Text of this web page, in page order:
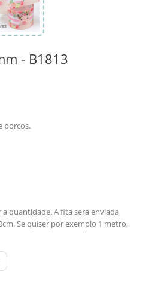
- B1813
porcos.
quantidade. A fita será enviada
Se quiser por exemplo 1 metro,